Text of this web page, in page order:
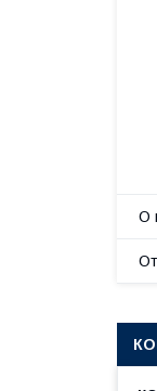
О